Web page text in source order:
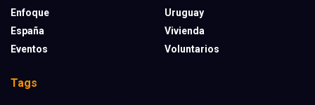
Enfoque
España
Eventos
Uruguay
Vivienda
Voluntarios
Tags